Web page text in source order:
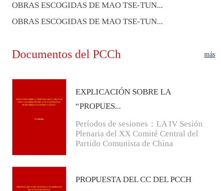
OBRAS ESCOGIDAS DE MAO TSE-TUN...
OBRAS ESCOGIDAS DE MAO TSE-TUN...
Documentos del PCCh más
EXPLICACIÓN SOBRE LA
“PROPUES...
Períodos de sesiones：LA IV Sesión
Plenaria del XX Comité Central del
Partido Comunista de China
PROPUESTA DEL CC DEL PCCH